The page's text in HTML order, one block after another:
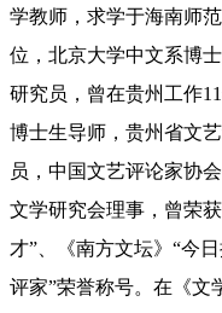
学教师，求学于海南师
位，北京大学中文系博
研究员，曾在贵州工作
博士生导师，贵州省文
员，中国文艺评论家协
文学研究会理事，曾荣
才”、《南方文坛》“今
评家”荣誉称号。在《文